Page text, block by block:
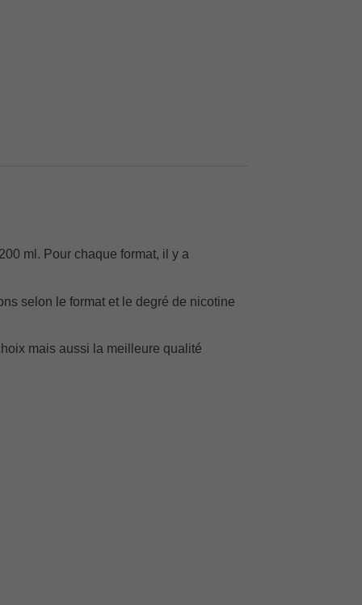
ml. Pour chaque format, il y a
selon le format et le degré de nicotine
mais aussi la meilleure qualité